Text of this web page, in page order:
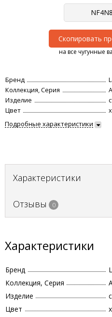
Скопировать
на все чугунные
Бренд
Коллекция, Серия
Изделие
Цвет
Подробные характеристики
Характеристики
Отзывы 0
Характеристики
Бренд
Коллекция, Серия
Изделие
Цвет